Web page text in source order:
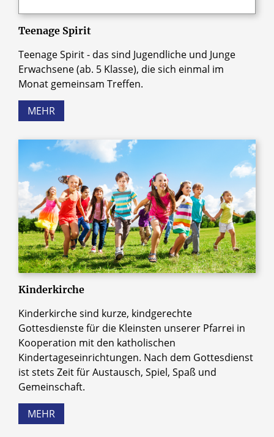
Teenage Spirit
Teenage Spirit - das sind Jugendliche und Junge
Erwachsene (ab. 5 Klasse), die sich einmal im
Monat gemeinsam Treffen.
MEHR
Kinderkirche
Kinderkirche sind kurze, kindgerechte
Gottesdienste für die Kleinsten unserer Pfarrei in
Kooperation mit den katholischen
Kindertageseinrichtungen. Nach dem Gottesdienst
ist stets Zeit für Austausch, Spiel, Spaß und
Gemeinschaft.
MEHR